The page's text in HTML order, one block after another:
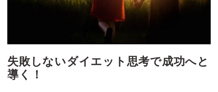
失敗しないダイエット思考で成功へと
導く！